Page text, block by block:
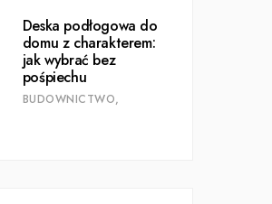
Deska podłogowa do
domu z charakterem:
jak wybrać bez
pośpiechu
BUDOWNICTWO,